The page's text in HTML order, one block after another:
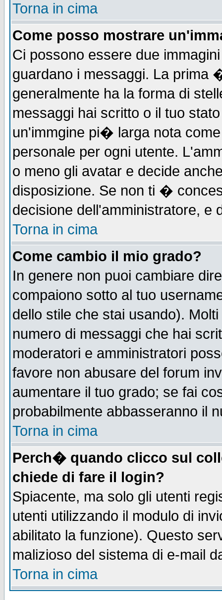
Torna in cima
Come posso mostrare
Ci possono essere due
guardano i messaggi. La prima
generalmente ha la forma di
messaggi hai scritto o il tuo
un'immgine pi� larga nota
personale per ogni utente.
o meno gli avatar e decide
disposizione. Se non ti �
decisione dell'amministratore, e
Torna in cima
Come cambio il mio grado?
In genere non puoi cambiare
compaiono sotto al tuo
dello stile che stai usando).
numero di messaggi che hai
moderatori e amministratori
favore non abusare del forum
aumentare il tuo grado; se fai
probabilmente abbasseranno il
Torna in cima
Perch� quando clicco sul
chiede di fare il login?
Spiacente, ma solo gli utenti
utenti utilizzando il modulo di
abilitato la funzione). Questo
malizioso del sistema di e-mail
Torna in cima